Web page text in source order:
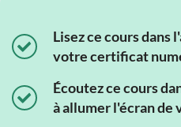
Lisez ce cours
votre certificat
Écoutez ce cours
à allumer l'écran